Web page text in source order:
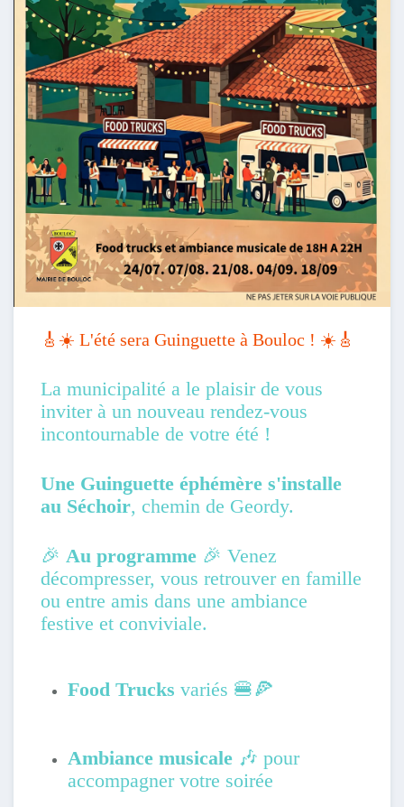
🎸☀️ L'été sera Guinguette à Bouloc ! ☀️🎸
La municipalité a le plaisir de vous
inviter à un nouveau rendez-vous
incontournable de votre été !
Une Guinguette éphémère s'installe
au Séchoir, chemin de Geordy.
🎉 Au programme 🎉 Venez
décompresser, vous retrouver en famille
ou entre amis dans une ambiance
festive et conviviale.
Food Trucks variés 🍔🍕
Ambiance musicale 🎶 pour
accompagner votre soirée